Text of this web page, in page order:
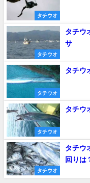
タチウオ
タチウオ
タチウ
サ
タチウオ
タチウ
タチウオ
タチウ
タチウオ
タチウ
回りは